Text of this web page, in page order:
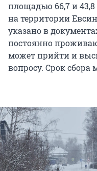
площадью 66,7 и
на территории
указано в
постоянно
может прийти и
вопросу. Срок сбора